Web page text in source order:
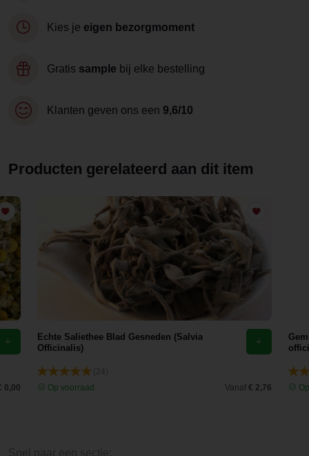
Kies je eigen bezorgmoment
Gratis sample bij elke bestelling
Klanten geven ons een 9,6/10
Producten gerelateerd aan dit item
0,00
Echte Saliethee Blad Gesneden (Salvia
Officinalis)
Op voorraad
Vanaf € 2,76